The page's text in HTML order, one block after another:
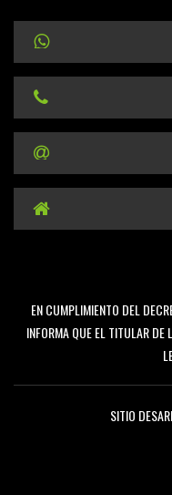
EN CUMPLIMIENTO DEL
INFORMA QUE EL TITULAR DE
SITIO